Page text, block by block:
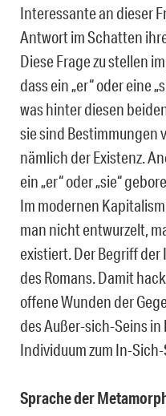
Interessante an dieser
Antwort im Schatten
Diese Frage zu stellen
dass ein „er“ oder eine
was hinter diesen
sie sind Bestimmungen
nämlich der Existenz.
ein „er“ oder „sie“
Im modernen
man nicht entwurzelt,
existiert. Der Begriff
des Romans. Damit
offene Wunden der
des Außer-sich-Seins
Individuum zum In-
Sprache der